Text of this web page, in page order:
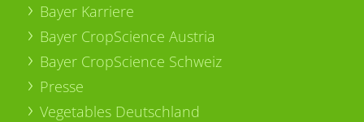
Bayer Karriere
Bayer CropScience Austria
Bayer CropScience Schweiz
Presse
Vegetables Deutschland